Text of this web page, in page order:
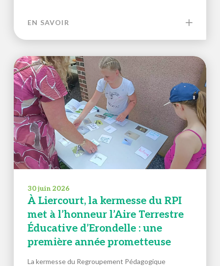
EN SAVOIR
30 juin 2026
À Liercourt, la kermesse du RPI
met à l’honneur l’Aire Terrestre
Éducative d’Erondelle : une
première année prometteuse
La kermesse du Regroupement Pédagogique